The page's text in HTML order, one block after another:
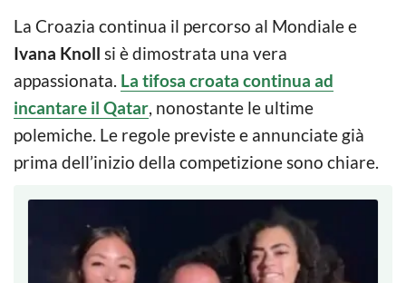
La Croazia continua il percorso al Mondiale e
Ivana Knoll si è dimostrata una vera
appassionata. La tifosa croata continua ad
incantare il Qatar, nonostante le ultime
polemiche. Le regole previste e annunciate già
prima dell’inizio della competizione sono chiare.